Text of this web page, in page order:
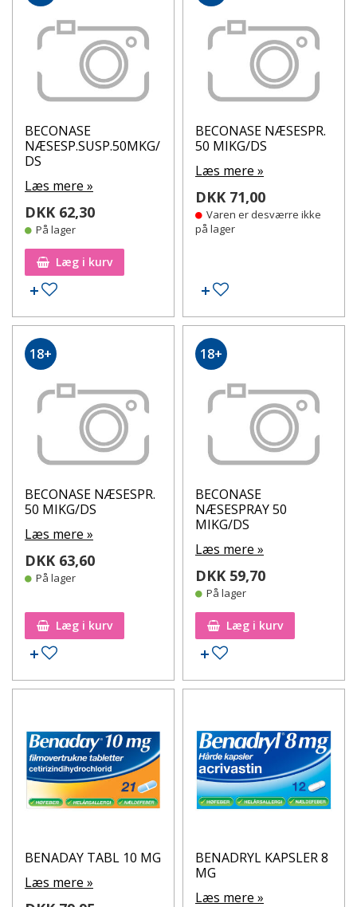
BECONASE
NÆSESP.SUSP.50MKG/
DS
Læs mere »
DKK 62,30
På lager
Læg i kurv
Tilføj til ønskeseddel
BECONASE NÆSESPR.
50 MIKG/DS
Læs mere »
DKK 71,00
Varen er desværre ikke
på lager
Tilføj til ønskeseddel
18+
BECONASE NÆSESPR.
50 MIKG/DS
Læs mere »
DKK 63,60
På lager
Læg i kurv
Tilføj til ønskeseddel
18+
BECONASE
NÆSESPRAY 50
MIKG/DS
Læs mere »
DKK 59,70
På lager
Læg i kurv
Tilføj til ønskeseddel
BENADAY TABL 10 MG
Læs mere »
BENADRYL KAPSLER 8
MG
Læs mere »